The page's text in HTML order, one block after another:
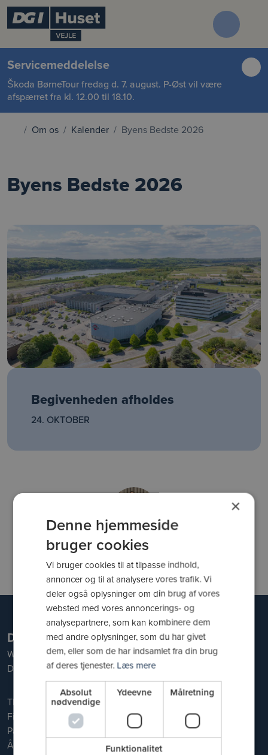
Servicemeddelelse
Škoda BørneTour fredag d. 7. august. P-Øst vil være
afspærret fra kl. 12.00 til 18.10.
Om os Kalender Byens Bedste 2026
Byens Bedste 2026
Begivenheden afholdes
24. OKTOBER
Kontakt DGI Huset Vejle
Ring til os
Skriv til os
DGI Huset Vejle
Willy Sørensens Plads 5
DK-7100 Vejle
Tlf. 76 44 60 00
Find vej
Parkering
Åbningstider
×
Denne hjemmeside
bruger cookies
Vi bruger cookies til at tilpasse indhold,
annoncer og til at analysere vores trafik. Vi
deler også oplysninger om din brug af vores
websted med vores annoncerings- og
analysepartnere, som kan kombinere dem
med andre oplysninger, som du har givet
dem, eller som de har indsamlet fra din brug
af deres tjenester.Læs mere
Absolut
nødvendige
Ydeevne Målretning
Funktionalitet